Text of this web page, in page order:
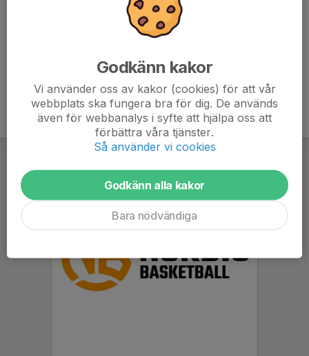
Godkänn kakor
Vi använder oss av kakor (cookies) för att vår
webbplats ska fungera bra för dig. De används
även för webbanalys i syfte att hjälpa oss att
förbättra våra tjänster.
Så använder vi cookies
Godkänn alla kakor
Bara nödvändiga